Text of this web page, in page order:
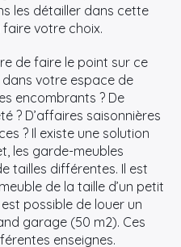
les détailler dans cette
votre choix.
de faire le point sur ce
votre espace de
encombrants ? De
? D’affaires saisonnières
? Il existe une solution
les garde-meubles
tailles différentes. Il est
de la taille d’un petit
possible de louer un
garage (50 m2). Ces
enseignes.